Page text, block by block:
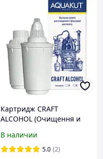
Картридж CRAFT
ALCOHOL (Очищення и
касети А (аналог Бар"єру)
В наличии
5.0 (2)